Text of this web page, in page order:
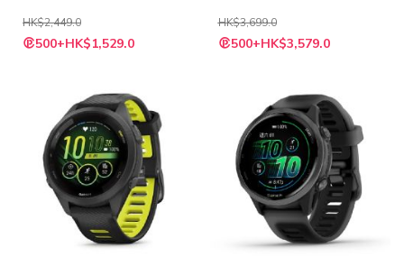
HK$2,449.0
特
殊 500+HK$1,529.0
HK$3,699.0
500+HK$3,579.0